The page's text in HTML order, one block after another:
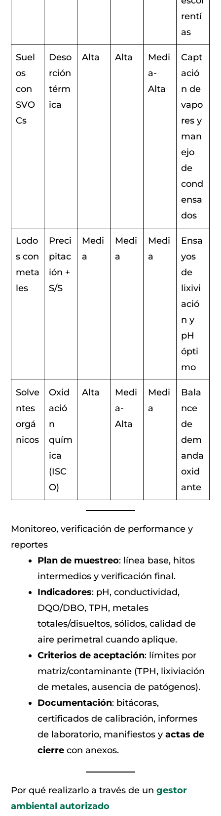
rentí
as
Suel
os
con
SVO
Cs
Deso
rción
térm
ica
Alta Alta
Medi
a-
Alta
Capt
ació
n de
vapo
res y
man
ejo
de
cond
ensa
dos
Lodo
s con
meta
les
Preci
pitac
ión +
S/S
Medi
a
Medi
a
Medi
a
Ensa
yos
de
lixivi
ació
n y
pH
ópti
mo
Solve
ntes
orgá
nicos
Oxid
ació
n
quím
ica
(ISC
O)
Alta
Medi
a-
Alta
Medi
a
Bala
nce
de
dem
anda
oxid
ante
Monitoreo, verificación de performance y
reportes
Plan de muestreo: línea base, hitos
intermedios y verificación final.
Indicadores: pH, conductividad,
DQO/DBO, TPH, metales
totales/disueltos, sólidos, calidad de
aire perimetral cuando aplique.
Criterios de aceptación: límites por
matriz/contaminante (TPH, lixiviación
de metales, ausencia de patógenos).
Documentación: bitácoras,
certificados de calibración, informes
de laboratorio, manifiestos yactas de
cierre con anexos.
Por qué realizarlo a través de ungestor
ambiental autorizado